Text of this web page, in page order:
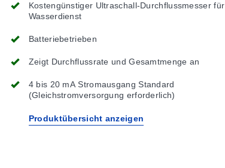
Kostengünstiger Ultraschall-Durchflussmesser für
Wasserdienst
Batteriebetrieben
Zeigt Durchflussrate und Gesamtmenge an
4 bis 20 mA Stromausgang Standard
(Gleichstromversorgung erforderlich)
Produktübersicht anzeigen